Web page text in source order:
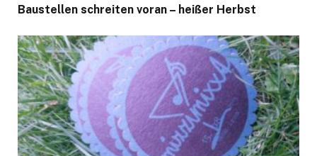
Baustellen schreiten voran – heißer Herbst